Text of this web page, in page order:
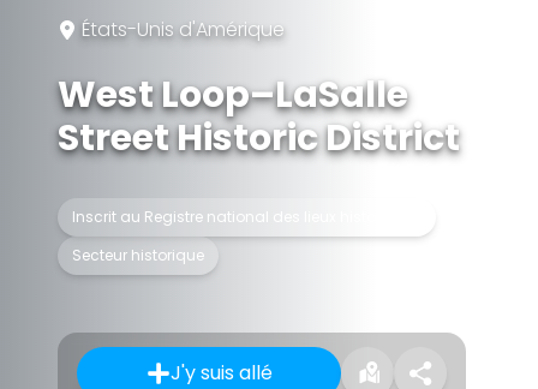
États-Unis d'Amérique
West Loop–LaSalle
Street Historic District
Inscrit au Registre national des lieux historiques
Secteur historique
J'y suis allé